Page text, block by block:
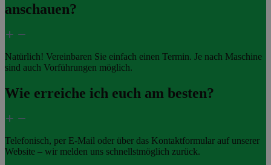
anschauen?
Natürlich! Vereinbaren Sie einfach einen Termin. Je nach Maschine
sind auch Vorführungen möglich.
Wie erreiche ich euch am besten?
Telefonisch, per E-Mail oder über das Kontaktformular auf unserer
Website – wir melden uns schnellstmöglich zurück.